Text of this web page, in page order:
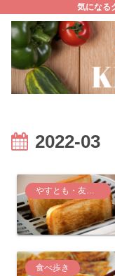
気になる
2022-03
やすとも・友近のキメツケ！
食べ歩き